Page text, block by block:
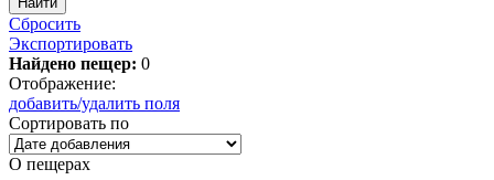
Сбросить
Экспортировать
Найдено пещер: 0
Отображение:
добавить/удалить поля
Сортировать по
О пещерах